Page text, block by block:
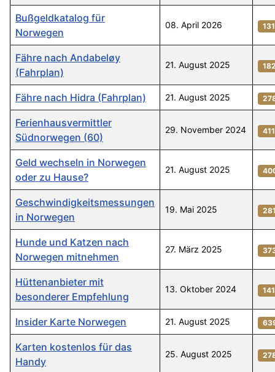
Bußgeldkatalog für
Norwegen
08. April 2026
Fähre nach Andabeløy
(Fahrplan)
21. August 2025
Fähre nach Hidra (Fahrplan) 21. August 2025
Ferienhausvermittler
Südnorwegen (60)
29. November 2024
Geld wechseln in Norwegen
oder zu Hause?
21. August 2025
Geschwindigkeitsmessungen
in Norwegen
19. Mai 2025
Hunde und Katzen nach
Norwegen mitnehmen
27. März 2025
Hüttenanbieter mit
besonderer Empfehlung
13. Oktober 2024
Insider Karte Norwegen 21. August 2025
Karten kostenlos für das
Handy
25. August 2025